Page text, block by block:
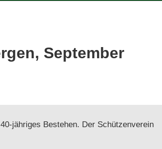
September
jähriges Beste­hen. Der Schützen­vere­in